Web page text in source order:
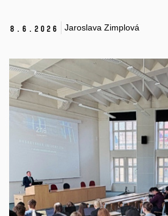
8. 6. 2026 Jaroslava Zimplová